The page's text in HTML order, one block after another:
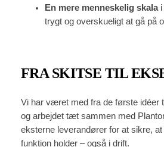
En mere menneskelig skalai
trygt og overskueligt at gå på
FRA SKITSE TIL
Vi har været med fra de første idéer
og arbejdet tæt sammen med
eksterne leverandører for at sikre,
funktion holder – også i drift.